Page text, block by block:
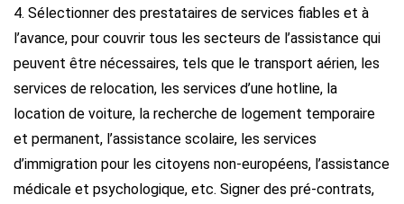
4. Sélectionner des prestataires de services fiables et à
l’avance, pour couvrir tous les secteurs de l’assistance qui
peuvent être nécessaires, tels que le transport aérien, les
services de relocation, les services d’une hotline, la
location de voiture, la recherche de logement temporaire
et permanent, l’assistance scolaire, les services
d’immigration pour les citoyens non-européens, l’assistance
médicale et psychologique, etc. Signer des pré-contrats,